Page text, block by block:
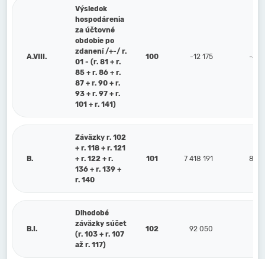
A.VIII.
Výsledok
hospodárenia
za účtovné
obdobie po
zdanení /+-/ r.
01 - (r. 81 + r.
85 + r. 86 + r.
87 + r. 90 + r.
93 + r. 97 + r.
101 + r. 141)
100 -12 175 -
B.
Záväzky r. 102
+ r. 118 + r. 121
+ r. 122 + r.
136 + r. 139 +
r. 140
101 7 418 191 8
B.I.
Dlhodobé
záväzky súčet
(r. 103 + r. 107
až r. 117)
102 92 050